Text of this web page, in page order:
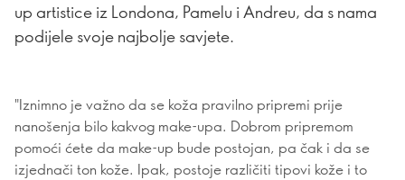
up artistice iz Londona, Pamelu i Andreu, da s nama
podijele svoje najbolje savjete.
"Iznimno je važno da se koža pravilno pripremi prije
nanošenja bilo kakvog make-upa. Dobrom pripremom
pomoći ćete da make-up bude postojan, pa čak i da se
izjednači ton kože. Ipak, postoje različiti tipovi kože i to